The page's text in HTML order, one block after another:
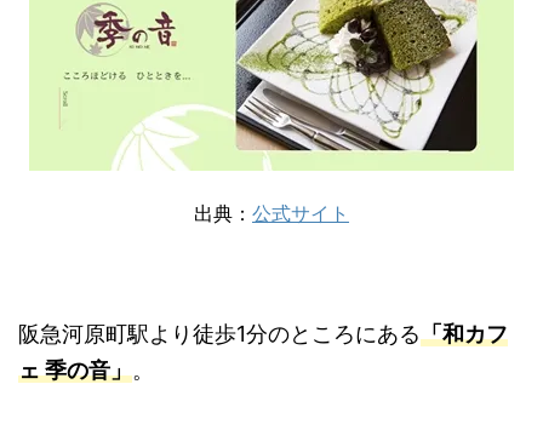
出典： 公式サイト
阪急河原町駅より徒歩1分のところにある「和カフ
ェ 季の音」。